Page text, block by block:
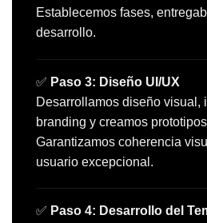
Establecemos fases,
desarrollo.
✅ Paso 3: Diseño UI/UX
Desarrollamos diseño visual,
branding y creamos
Garantizamos coherencia
usuario excepcional.
✅ Paso 4: Desarrollo del